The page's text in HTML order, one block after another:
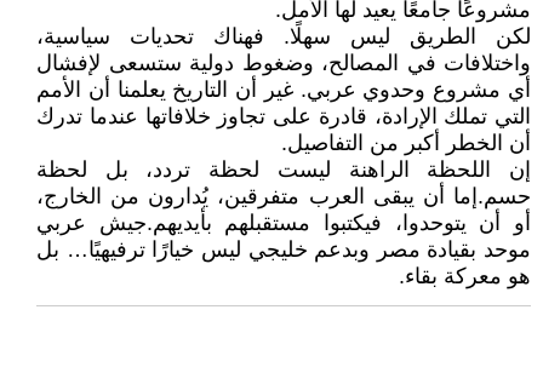
مشروعًا جامعًا يعيد لها الأمل.
لكن الطريق ليس سهلًا. فهناك تحديات سياسية،
واختلافات في المصالح، وضغوط دولية ستسعى لإفشال
أي مشروع وحدوي عربي. غير أن التاريخ يعلمنا أن الأمم
التي تملك الإرادة، قادرة على تجاوز خلافاتها عندما تدرك
أن الخطر أكبر من التفاصيل.
إن اللحظة الراهنة ليست لحظة تردد، بل لحظة
حسم.إما أن يبقى العرب متفرقين، يُدارون من الخارج،
أو أن يتوحدوا، فيكتبوا مستقبلهم بأيديهم.جيش عربي
موحد بقيادة مصر وبدعم خليجي ليس خيارًا ترفيهيًا… بل
هو معركة بقاء.